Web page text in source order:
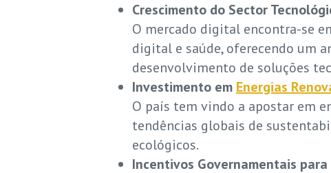
Crescimento do Sector
O mercado digital encontra-se
digital e saúde, oferecendo um
desenvolvimento de soluções
Investimento em Energias
O país tem vindo a apostar em
tendências globais de
ecológicos.
Incentivos Governamentais